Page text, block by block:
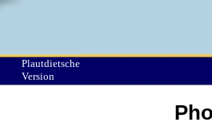
Plautdietsche
Version